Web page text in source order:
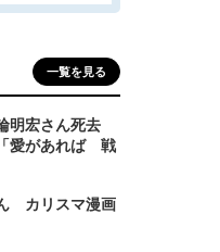
一覧を見る
明宏さん死去
愛があれば 戦
カリスマ漫画